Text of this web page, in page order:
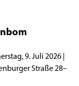
1983 die Idee, eine